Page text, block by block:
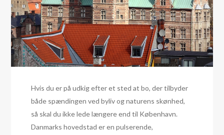
Hvis du er på udkig efter et sted at bo, der tilbyder
både spændingen ved byliv og naturens skønhed,
så skal du ikke lede længere end til København.
Danmarks hovedstad er en pulserende,